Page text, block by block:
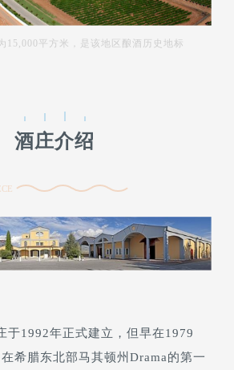
15,000平方米，是该地区酿酒历史地标
酒庄介绍
于1992年正式建立，但早在1979
希腊东北部马其顿州Drama的第一